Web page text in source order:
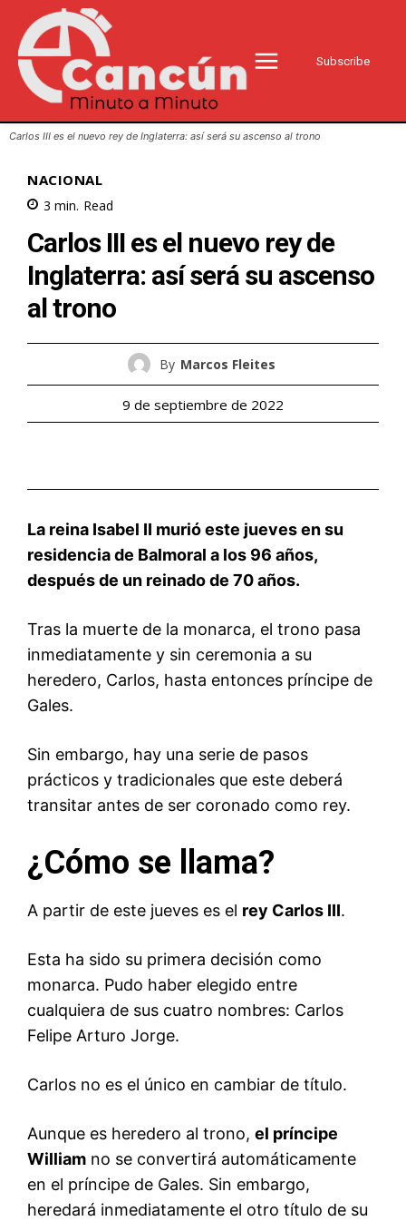
Subscribe
Carlos III es el nuevo rey de Inglaterra: así será su ascenso al trono
NACIONAL
3 min. Read
Carlos III es el nuevo rey de
Inglaterra: así será su ascenso
al trono
By Marcos Fleites
9 de septiembre de 2022
La reina Isabel II murió este jueves en su
residencia de Balmoral a los 96 años,
después de un reinado de 70 años.
Tras la muerte de la monarca, el trono pasa
inmediatamente y sin ceremonia a su
heredero, Carlos, hasta entonces príncipe de
Gales.
Sin embargo, hay una serie de pasos
prácticos y tradicionales que este deberá
transitar antes de ser coronado como rey.
¿Cómo se llama?
A partir de este jueves es el rey Carlos III.
Esta ha sido su primera decisión como
monarca. Pudo haber elegido entre
cualquiera de sus cuatro nombres: Carlos
Felipe Arturo Jorge.
Carlos no es el único en cambiar de título.
Aunque es heredero al trono, el príncipe
William no se convertirá automáticamente
en el príncipe de Gales. Sin embargo,
heredará inmediatamente el otro título de su